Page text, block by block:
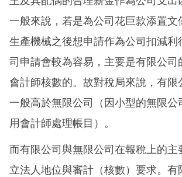
一般來說，若是為公司花巨款添置文
生產機械之後想申請作為公司扣減利
司申請會較為容易，主要是有限公司
會計師核數的。故對稅局來說，有限
一般高於無限公司（因小型的無限公
用會計師處理帳目）。
而有限公司與無限公司在報稅上的主
立法人地位與審計（核數）要求。有